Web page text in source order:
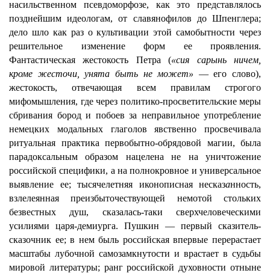
насильственном псевдоморфозе, как это представлялось
позднейшим идеологам, от славянофилов до Шпенглера;
дело шло как раз о культивации этой самобытности через
решительное изменение форм ее проявления.
Фантастическая жестокость Петра («сия сарынь ничем,
кроме жесточи, унята быть не может» — его слово),
жестокость, отвечающая всем правилам строгого
мифомышления, где через политико-просветительские меры
сбривания бород и побоев за неправильное употребление
немецких модальных глаголов явственно просвечивала
ритуальная практика первобытно-обрядовой магии, была
парадоксальным образом нацелена не на уничтожение
российской специфики, а на полнокровное и универсальное
выявление ее; тысячелетняя иконописная несказанность,
взлелеянная преизбыточествующей немотой стольких
безвестных душ, сказалась-таки сверхчеловеческими
усилиями царя-демиурга. Пушкин — первый сказитель-
сказочник ее; в нем быль российская впервые перерастает
масштабы лубочной самозамкнутости и врастает в судьбы
мировой литературы; ранг российской духовности отныне